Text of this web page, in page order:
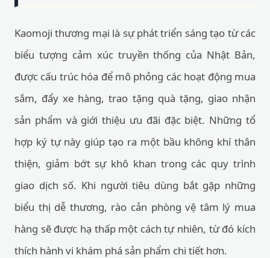
Kaomoji thương mại là sự phát triển sáng tạo từ các
biểu tượng cảm xúc truyền thống của Nhật Bản,
được cấu trúc hóa để mô phỏng các hoạt động mua
sắm, đẩy xe hàng, trao tặng quà tặng, giao nhận
sản phẩm và giới thiệu ưu đãi đặc biệt. Những tổ
hợp ký tự này giúp tạo ra một bầu không khí thân
thiện, giảm bớt sự khô khan trong các quy trình
giao dịch số. Khi người tiêu dùng bắt gặp những
biểu thị dễ thương, rào cản phòng vệ tâm lý mua
hàng sẽ được hạ thấp một cách tự nhiên, từ đó kích
thích hành vi khám phá sản phẩm chi tiết hơn.